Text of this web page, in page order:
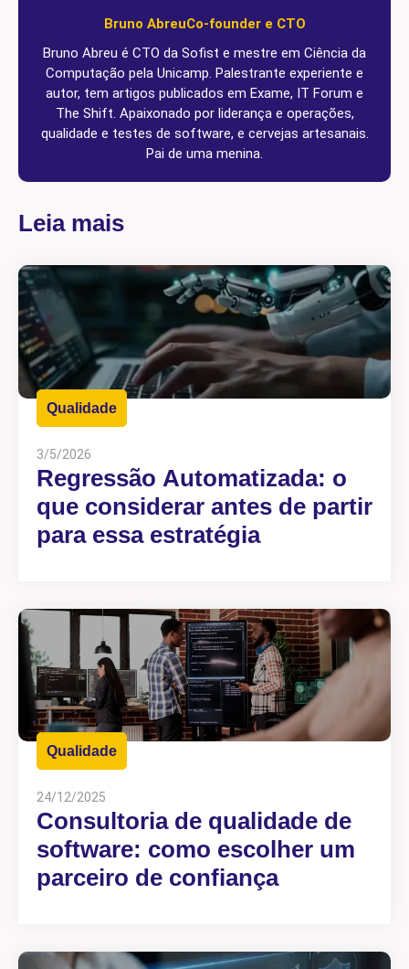
Bruno AbreuCo-founder e CTO
Bruno Abreu é CTO da Sofist e mestre em Ciência da
Computação pela Unicamp. Palestrante experiente e
autor, tem artigos publicados em Exame, IT Forum e
The Shift. Apaixonado por liderança e operações,
qualidade e testes de software, e cervejas artesanais.
Pai de uma menina.
Leia mais
Qualidade
3/5/2026
Regressão Automatizada: o
que considerar antes de partir
para essa estratégia
Qualidade
24/12/2025
Consultoria de qualidade de
software: como escolher um
parceiro de confiança